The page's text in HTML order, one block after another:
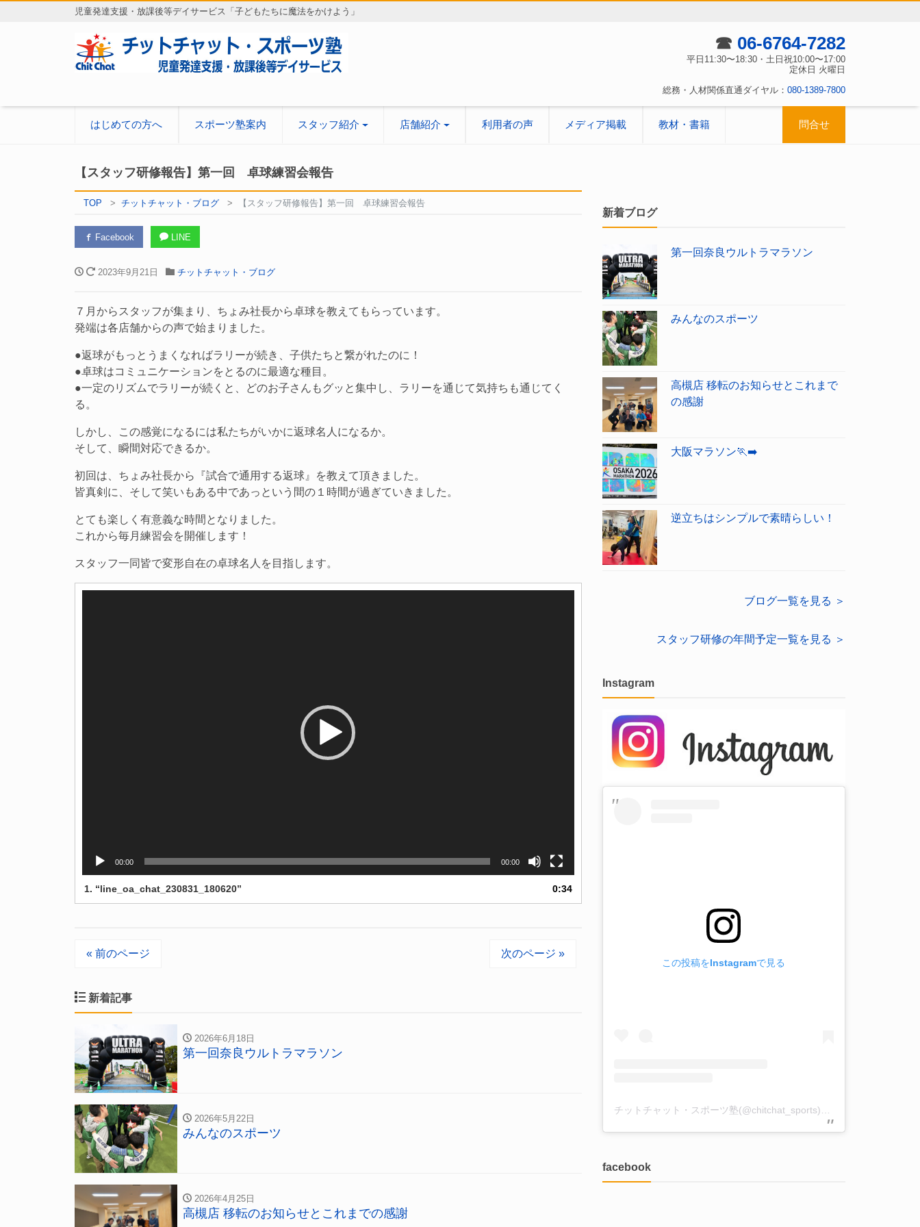
児童発達支援・放課後等デイサービス「子どもたちに魔法をかけよう」
☎ 06-6764-7282
平日11:30〜18:30・土日祝10:00〜17:00
定休日 火曜日
総務・人材関係直通ダイヤル： 080-1389-7800
はじめての方へ スポーツ塾案内 スタッフ紹介 店舗紹介 利用者の声 メディア掲載 教材・書籍 問合せ
【スタッフ研修報告】第一回 卓球練習会報告
TOP チットチャット・ブログ 【スタッフ研修報告】第一回 卓球練習会報告
Facebook LINE
2023年9月21日 チットチャット・ブログ
７月からスタッフが集まり、ちょみ社長から卓球を教えてもらっています。
発端は各店舗からの声で始まりました。
●返球がもっとうまくなればラリーが続き、子供たちと繋がれたのに！
●卓球はコミュニケーションをとるのに最適な種目。
●一定のリズムでラリーが続くと、どのお子さんもグッと集中し、ラリーを通じて気持ちも通じてく
る。
しかし、この感覚になるには私たちがいかに返球名人になるか。
そして、瞬間対応できるか。
初回は、ちょみ社長から『試合で通用する返球』を教えて頂きました。
皆真剣に、そして笑いもある中であっという間の１時間が過ぎていきました。
とても楽しく有意義な時間となりました。
これから毎月練習会を開催します！
スタッフ一同皆で変形自在の卓球名人を目指します。
00:00 00:00
1. “line_oa_chat_230831_180620” 0:34
« 前のページ 次のページ »
新着記事
2026年6月18日
第一回奈良ウルトラマラソン
2026年5月22日
みんなのスポーツ
2026年4月25日
高槻店 移転のお知らせとこれまでの感謝
新着ブログ
第一回奈良ウルトラマラソン
みんなのスポーツ
高槻店 移転のお知らせとこれまで
の感謝
大阪マラソン🏃‍➡️
逆立ちはシンプルで素晴らしい！
ブログ一覧を見る ＞
スタッフ研修の年間予定一覧を見る ＞
Instagram
この投稿をInstagramで見る
チットチャット・スポーツ塾(@chitchat_sports)がシェアした投稿
facebook